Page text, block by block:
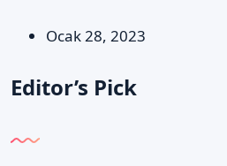
Ocak 28, 2023
Editor’s Pick